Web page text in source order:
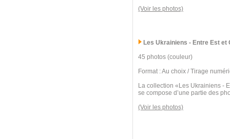
(Voir les photos)
Les Ukrainiens - Entre Est et
45 photos (couleur)
Format : Au choix / Tirage
La collection «Les Ukrainiens -
se compose d’une partie des
(Voir les photos)